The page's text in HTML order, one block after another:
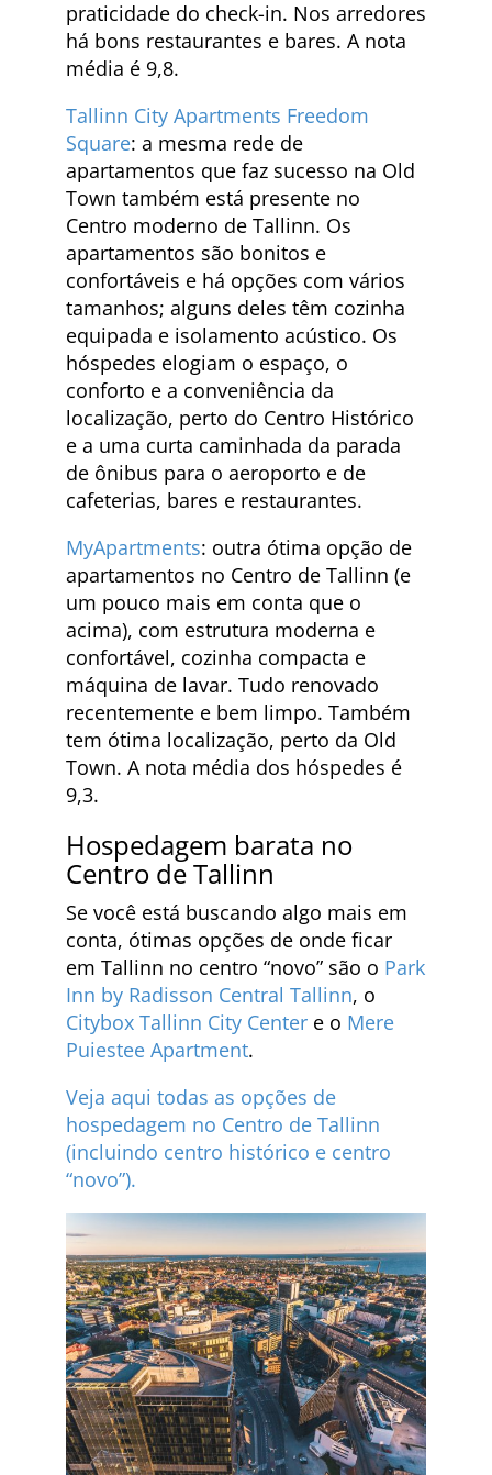
praticidade do check-in. Nos arredores
há bons restaurantes e bares. A nota
média é 9,8.
Tallinn City Apartments Freedom
Square: a mesma rede de
apartamentos que faz sucesso na Old
Town também está presente no
Centro moderno de Tallinn. Os
apartamentos são bonitos e
confortáveis e há opções com vários
tamanhos; alguns deles têm cozinha
equipada e isolamento acústico. Os
hóspedes elogiam o espaço, o
conforto e a conveniência da
localização, perto do Centro Histórico
e a uma curta caminhada da parada
de ônibus para o aeroporto e de
cafeterias, bares e restaurantes.
MyApartments: outra ótima opção de
apartamentos no Centro de Tallinn (e
um pouco mais em conta que o
acima), com estrutura moderna e
confortável, cozinha compacta e
máquina de lavar. Tudo renovado
recentemente e bem limpo. Também
tem ótima localização, perto da Old
Town. A nota média dos hóspedes é
9,3.
Hospedagem barata no
Centro de Tallinn
Se você está buscando algo mais em
conta, ótimas opções de onde ficar
em Tallinn no centro “novo” são o Park
Inn by Radisson Central Tallinn, o
Citybox Tallinn City Center e o Mere
Puiestee Apartment.
Veja aqui todas as opções de
hospedagem no Centro de Tallinn
(incluindo centro histórico e centro
“novo”).